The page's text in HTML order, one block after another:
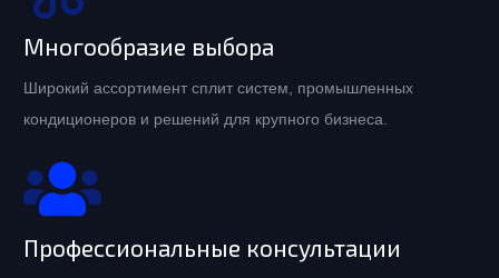
Многообразие выбора
Широкий ассортимент сплит систем, промышленных
кондиционеров и решений для крупного бизнеса.
Профессиональные консультации